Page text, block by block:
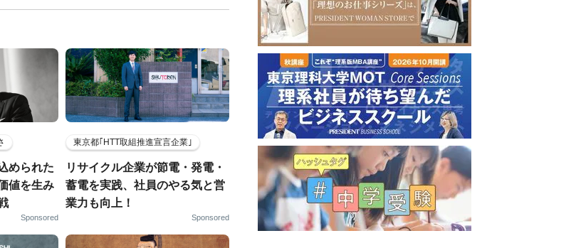
められた
値を生み
Sponsored
東京都｢HTT取組推進宣言企業｣
リサイクル企業が節電・発電・
蓄電を実践、社員のやる気と営
業力も向上！
Sponsored